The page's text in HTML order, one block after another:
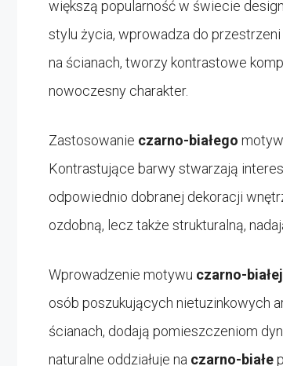
większą popularność w świecie
stylu życia, wprowadza do
na ścianach, tworzy kontrastowe
nowoczesny charakter.
Zastosowanie czarno-białego
Kontrastujące barwy stwarzają
odpowiednio dobranej dekoracji
ozdobną, lecz także strukturalną,
Wprowadzenie motywu czarno-
osób poszukujących nietuzinkowych
ścianach, dodają pomieszczeniom
naturalne oddziałuje na czarno-białe